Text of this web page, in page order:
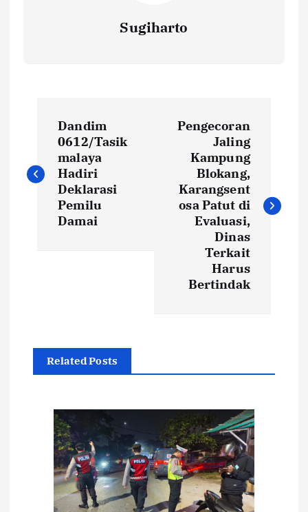
Sugiharto
v
p
Dandim
0612/Tasik
malaya
Hadiri
Deklarasi
Pemilu
Damai
Pengecoran
Jaling
Kampung
Blokang,
Karangsent
osa Patut di
Evaluasi,
Dinas
Terkait
Harus
Bertindak
Related Posts